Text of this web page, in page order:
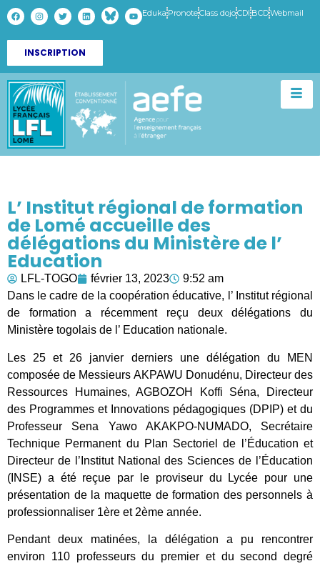
Eduka PronoteClass dojoCDI BCDWebmail
INSCRIPTION
L’ Institut régional de formation
de Lomé accueille des
délégations du Ministère de l’
Education
LFL-TOGO février 13, 2023
9:52 am
Dans le cadre de la coopération éducative, l’ Institut régional
de formation a récemment reçu deux délégations du
Ministère togolais de l’ Education nationale.
Les 25 et 26 janvier derniers une délégation du MEN
composée de Messieurs AKPAWU Donudénu, Directeur des
Ressources Humaines, AGBOZOH Koffi Séna, Directeur
des Programmes et Innovations pédagogiques (DPIP) et du
Professeur Sena Yawo AKAKPO-NUMADO, Secrétaire
Technique Permanent du Plan Sectoriel de l’Éducation et
Directeur de l’Institut National des Sciences de l’Éducation
(INSE) a été reçue par le proviseur du Lycée pour une
présentation de la maquette de formation des personnels à
professionnaliser 1ère et 2ème année.
Pendant deux matinées, la délégation a pu rencontrer
environ 110 professeurs du premier et du second degré